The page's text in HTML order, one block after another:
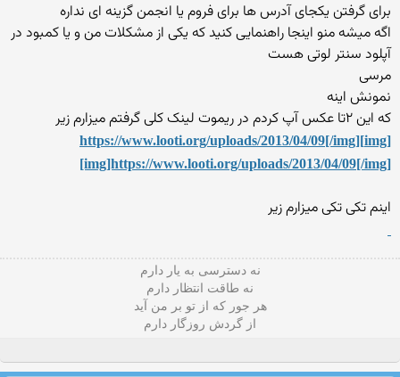
برای گرفتن یکجای آدرس ها برای فروم یا انجمن گزینه ای نداره
اگه میشه منو اینجا راهنمایی کنید که یکی از مشکلات من و یا کمبود در
آپلود سنتر لوتی هست
مرسی
نمونش اینه
که این ۲تا عکس آپ کردم در ریموت لینک کلی گرفتم میزارم زیر
[img]https://www.looti.org/uploads/2013/04/09[/img]
[img]https://www.looti.org/uploads/2013/04/09[/img]
اینم تکی تکی میزارم زیر
نه دسترسی به یار دارم
نه طاقت انتظار دارم
هر جور که از تو بر من آید
از گردش روزگار دارم